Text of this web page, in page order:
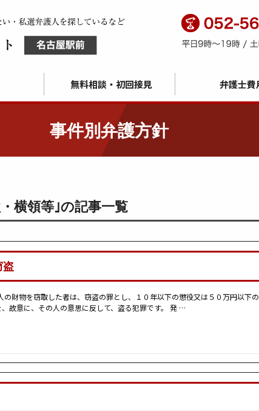
無料相談・初回接見 弁護士費
事件別弁護方針
横領等｣の記事一覧
盗
の財物を窃取した者は、窃盗の罪とし、１０年以下の懲役又は５０万円以
、故意に、その人の意思に反して、盗る犯罪です。 発 …